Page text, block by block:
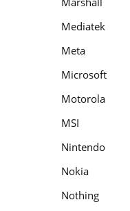
Mediatek
Meta
Microsoft
Motorola
MSI
Nintendo
Nokia
Nothing